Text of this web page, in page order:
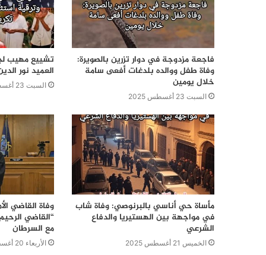
فاجعة مزدوجة في دوار تزرين بالصويرة:
وفاة طفل ووالده بلدغات أفعى سامة
خلال يومين
السبت 23 أغسطس 2025
تشييع مهيب
العميد نور
السبت 23 أغسطس 2025
مأساة حي أناسي بالبرنوصي: وفاة شاب
في مواجهة بين الهستيريا والدفاع
الشرعي
الخميس 21 أغسطس 2025
وفاة القاضي
مع السرطان
الأربعاء 20 أغسطس 2025